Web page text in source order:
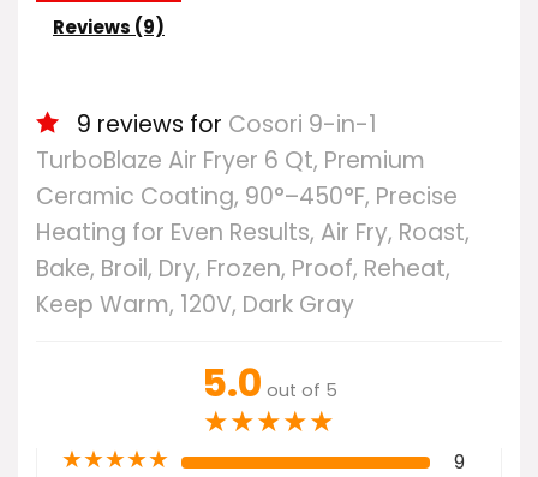
Reviews (9)
9 reviews for Cosori 9-in-1
TurboBlaze Air Fryer 6 Qt, Premium
Ceramic Coating, 90°–450°F, Precise
Heating for Even Results, Air Fry, Roast,
Bake, Broil, Dry, Frozen, Proof, Reheat,
Keep Warm, 120V, Dark Gray
5.0 out of 5
★★★★★
★★★★★ 9